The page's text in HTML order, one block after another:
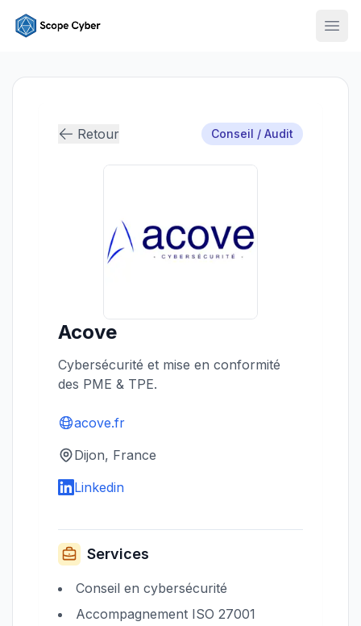
Retour Conseil / Audit
Acove
Cybersécurité et mise en conformité
des PME & TPE.
acove.fr
Dijon, France
Linkedin
Services
Conseil en cybersécurité
Accompagnement ISO 27001